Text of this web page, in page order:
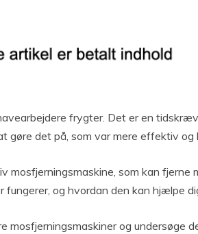
frygter. Det er en
gøre det på, som var mere effektiv
mosfjerningsmaskine, som kan
og hvordan den kan hjælpe
og undersøge